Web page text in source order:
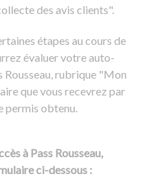
conduite
des avis clients".
étapes au cours de
évaluer votre auto-
Rousseau, rubrique "Mon
que vous recevrez par
permis obtenu.
à Pass Rousseau,
ci-dessous :